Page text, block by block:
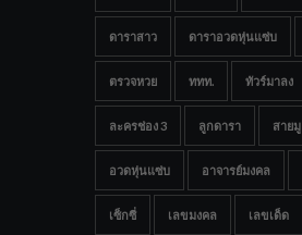
ดาราสาว ดาราอวดหุ่นแซ่บ
ตรวจหวย ททท. ทัวร์มาลง
ละครช่อง 3 ลูกดารา สายมู
อวดหุ่นแซ่บ อาจารย์มงคล
เซ็กซี่ เลขมงคล เลขเด็ด